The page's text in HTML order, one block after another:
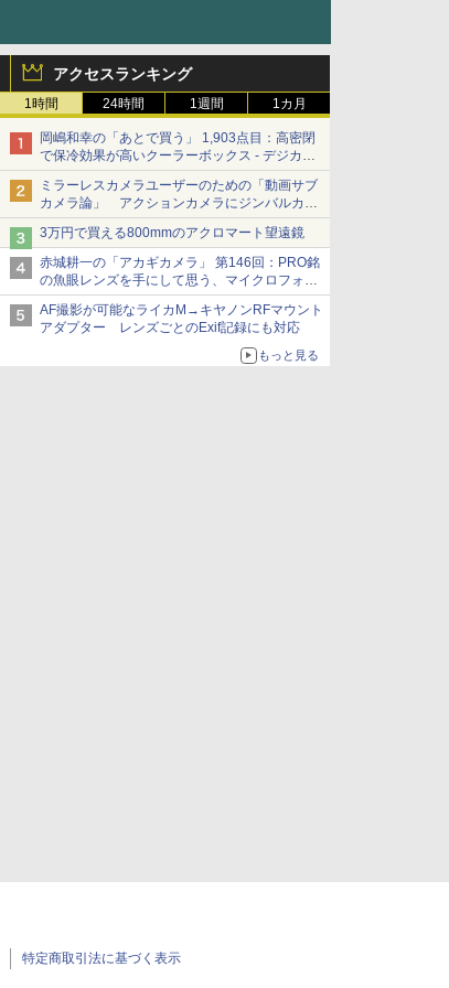
アクセスランキング
1時間 24時間 1週間 1カ月
岡嶋和幸の「あとで買う」 1,903点目：高密閉
で保冷効果が高いクーラーボックス - デジカメ
Watch
ミラーレスカメラユーザーのための「動画サブ
カメラ論」 アクションカメラにジンバルカメ
ラ……その実質的な違いは？
3万円で買える800mmのアクロマート望遠鏡
赤城耕一の「アカギカメラ」 第146回：PRO銘
の魚眼レンズを手にして思う、マイクロフォー
サーズへの期待と可能性
AF撮影が可能なライカM→キヤノンRFマウント
アダプター レンズごとのExif記録にも対応
もっと見る
特定商取引法に基づく表示